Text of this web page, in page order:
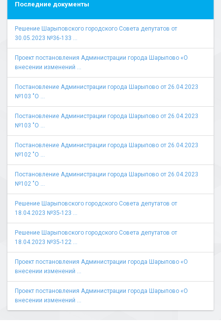
Последние документы
Решение Шарыповского городского Совета депутатов от
30.05.2023 №36-133 ...
Проект постановления Администрации города Шарыпово «О
внесении изменений ...
Постановление Администрации города Шарыпово от 26.04.2023
№103 "О ...
Постановление Администрации города Шарыпово от 26.04.2023
№103 "О ...
Постановление Администрации города Шарыпово от 26.04.2023
№102 "О ...
Постановление Администрации города Шарыпово от 26.04.2023
№102 "О ...
Решение Шарыповского городского Совета депутатов от
18.04.2023 №35-123 ...
Решение Шарыповского городского Совета депутатов от
18.04.2023 №35-122 ...
Проект постановления Администрации города Шарыпово «О
внесении изменений ...
Проект постановления Администрации города Шарыпово «О
внесении изменений ...